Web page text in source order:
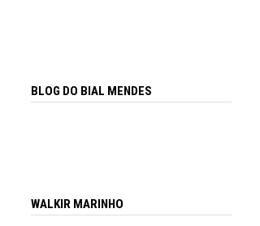
BLOG DO BIAL MENDES
WALKIR MARINHO